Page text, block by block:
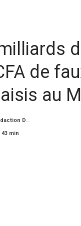
de
au
THIEYSENEGAL.com
43 min